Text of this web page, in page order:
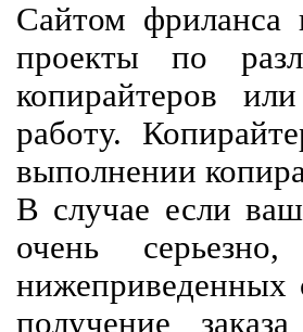
Сайтом фриланса
проекты по
копирайтеров
работу.
выполнении
В случае если
очень
нижеприведенных
получение